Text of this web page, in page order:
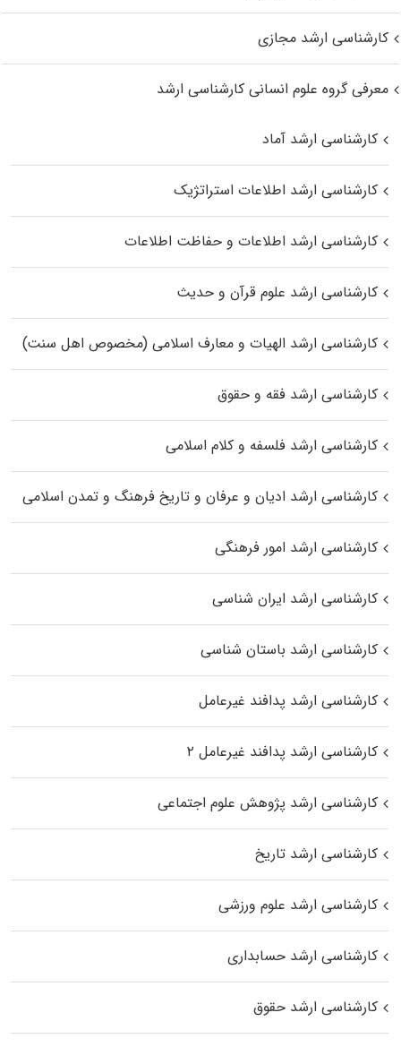
کارشناسی ارشد مجازی
معرفی گروه علوم انسانی کارشناسی ارشد
کارشناسی ارشد آماد
کارشناسی ارشد اطلاعات استراتژیک
کارشناسی ارشد اطلاعات و حفاظت اطلاعات
کارشناسی ارشد علوم قرآن و حدیث
کارشناسی ارشد الهیات و معارف اسلامی (مخصوص اهل سنت)
کارشناسی ارشد فقه و حقوق
کارشناسی ارشد فلسفه و کلام اسلامی
کارشناسی ارشد ادیان و عرفان و تاریخ فرهنگ و تمدن اسلامی
کارشناسی ارشد امور فرهنگی
کارشناسی ارشد ایران شناسی
کارشناسی ارشد باستان شناسی
کارشناسی ارشد پدافند غیرعامل
کارشناسی ارشد پدافند غیرعامل ۲
کارشناسی ارشد پژوهش علوم اجتماعی
کارشناسی ارشد تاریخ
کارشناسی ارشد علوم ورزشی
کارشناسی ارشد حسابداری
کارشناسی ارشد حقوق